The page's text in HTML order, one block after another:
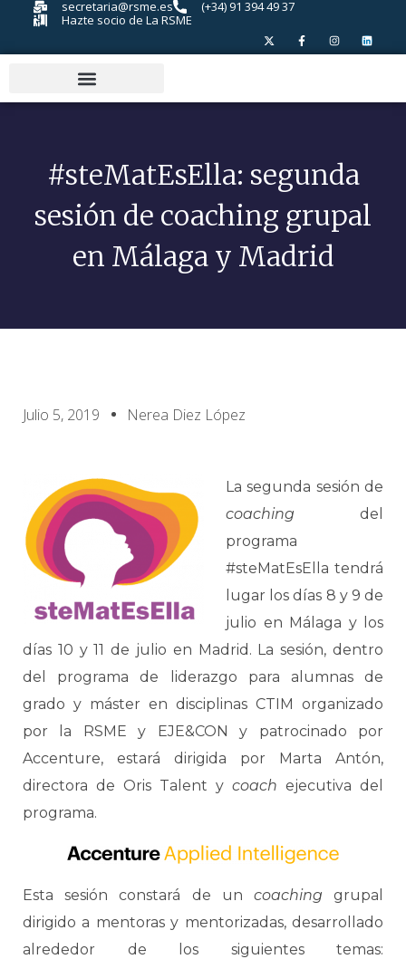
secretaria@rsme.es
(+34) 91 394 49 37
Hazte socio de La RSME
#steMatEsElla: segunda
sesión de coaching grupal
en Málaga y Madrid
Julio 5, 2019 Nerea Diez López
La segunda sesión de
coaching del
programa
#steMatEsElla tendrá
lugar los días 8 y 9 de
julio en Málaga y los
días 10 y 11 de julio en Madrid. La sesión, dentro
del programa de liderazgo para alumnas de
grado y máster en disciplinas CTIM organizado
por la RSME y EJE&CON y patrocinado por
Accenture, estará dirigida por Marta Antón,
directora de Oris Talent y coach ejecutiva del
programa.
Esta sesión constará de un coaching grupal
dirigido a mentoras y mentorizadas, desarrollado
alrededor de los siguientes temas: